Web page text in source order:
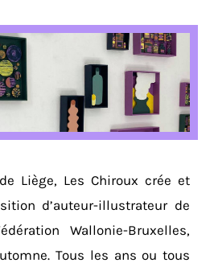
Liège, Les Chiroux crée et
d’auteur-illustrateur de
Wallonie-Bruxelles,
Tous les ans ou tous